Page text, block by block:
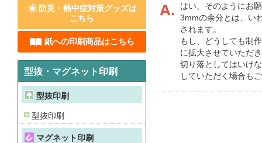
A.
はい、そのようにお
3mmの余分とは、い
されます。
もし、どうしても制
に拡大させていただ
切り落としてはいけ
していただく場合も
防災・熱中症対策グッズは
こちら
紙への印刷商品はこちら
型抜・マグネット印刷
型抜印刷
型抜印刷
マグネット印刷